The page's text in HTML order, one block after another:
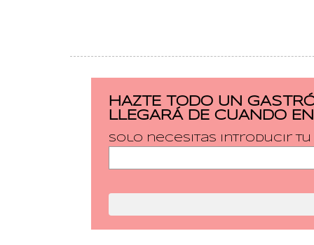
HAZTE TODO UN
LLEGARÁ DE CUANDO
Solo necesitas introducir